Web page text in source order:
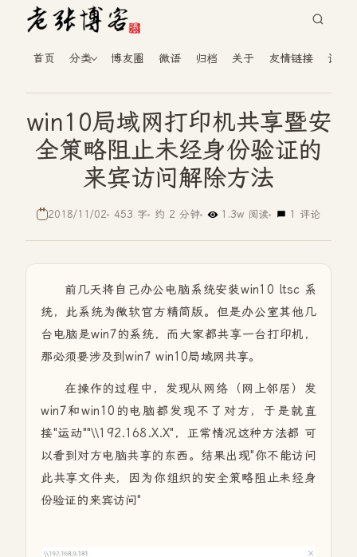
首页 分类 博友圈 微语 归档 关于 友情链接 读者
win10局域网打印机共享暨安
全策略阻止未经身份验证的
来宾访问解除方法
2018/11/02 453 字 约 2 分钟 1.3w 阅读 1 评论
前几天将自己办公电脑系统安装win10 ltsc 系
统，此系统为微软官方精简版。但是办公室其他几
台电脑是win7的系统，而大家都共享一台打印机，
那必须要涉及到win7 win10局域网共享。
在操作的过程中，发现从网络（网上邻居）发
win7和win10的电脑都发现不了对方，于是就直
接"运动""\\192.168.X.X"，正常情况这种方法都 可
以看到对方电脑共享的东西。结果出现"你不能访问
此共享文件夹，因为你组织的安全策略阻止未经身
份验证的来宾访问"